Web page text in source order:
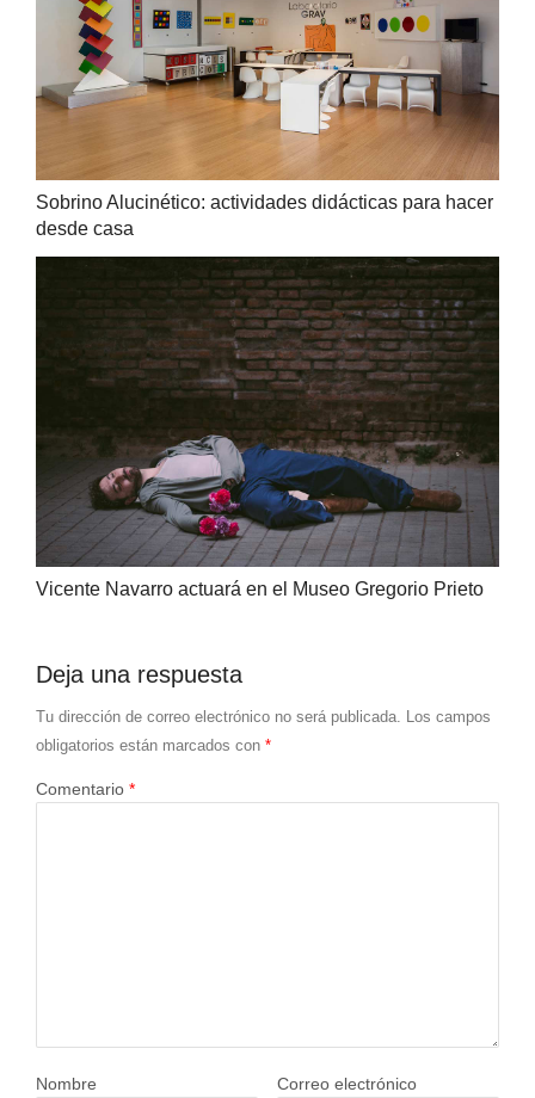
Sobrino Alucinético: actividades didácticas para hacer
desde casa
Vicente Navarro actuará en el Museo Gregorio Prieto
Deja una respuesta
Tu dirección de correo electrónico no será publicada. Los campos
obligatorios están marcados con *
Comentario *
Nombre Correo electrónico